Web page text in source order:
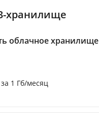
хранилище
облачное хранилище
1 Гб/месяц